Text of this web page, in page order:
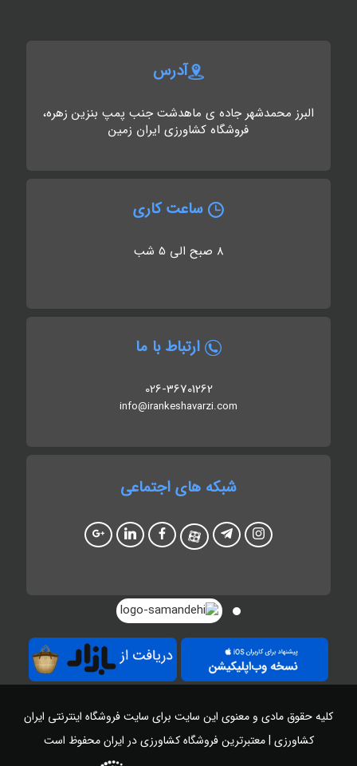
آدرس
البرز محمدشهر جاده ی ماهدشت جنب پمپ بنزین زهره،
فروشگاه کشاورزی ایران زمین
ساعت کاری
8 صبح الی 5 شب
ارتباط با ما
026-36701262
info@irankeshavarzi.com
شبکه های اجتماعی
کلیه حقوق مادی و معنوی این سایت برای سایتفروشگاه اینترنتی ایران
کشاورزی | معتبرترین فروشگاه کشاورزی در ایرانمحفوظ است